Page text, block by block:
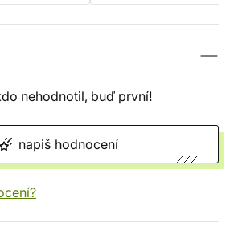
nehodnotil, buď první!
napiš hodnocení